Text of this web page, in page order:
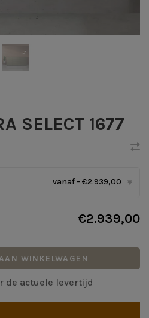
SELECT 1677
vanaf - €2.939,00 ▾
€2.939,00
WINKELWAGEN
de actuele levertijd